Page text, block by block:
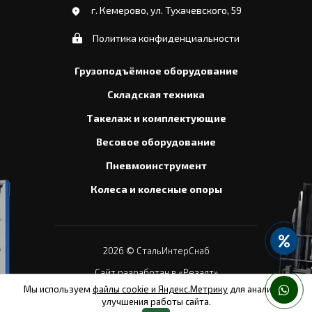
г. Кемерово, ул. Тухачевского, 59
Политика конфиденциальности
Грузоподъёмное оборудование
Складская техника
Такелаж и комплектующие
Весовое оборудование
Пневмоинструмент
Колеса и колесные опоры
2026 © СтальИнтерСнаб
Сайт разработан в «Резалт»
Мы используем файлы cookie и Яндекс.Метрику для анализа и
улучшения работы сайта.